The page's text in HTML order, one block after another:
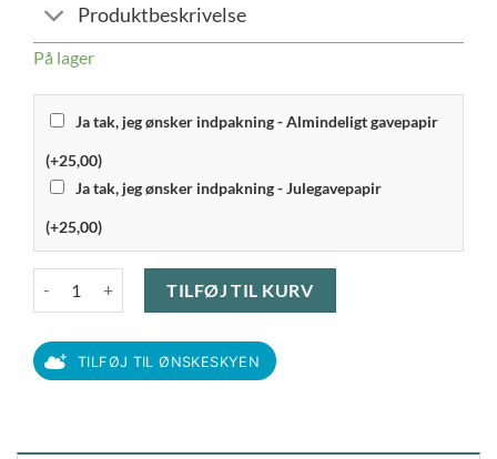
Produktbeskrivelse
På lager
Ja tak, jeg ønsker indpakning - Almindeligt gavepapir
(+25,00)
Ja tak, jeg ønsker indpakning - Julegavepapir
(+25,00)
TILFØJ TIL KURV
TILFØJ TIL ØNSKESKYEN